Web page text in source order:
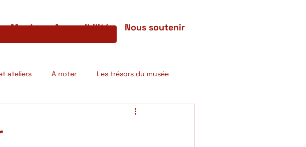
Musée Accessibilité Nous soutenir
ateliers A noter Les trésors du musée